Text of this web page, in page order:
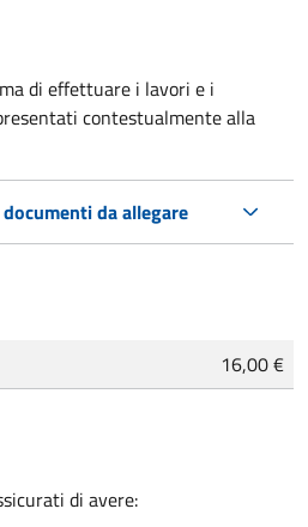
di effettuare i lavori e i
contestualmente alla
da allegare
16,00 €
di avere: